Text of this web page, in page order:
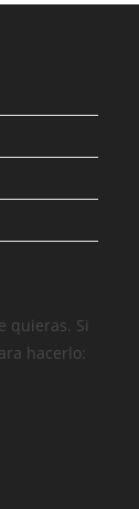
quieras. Si
hacerlo: